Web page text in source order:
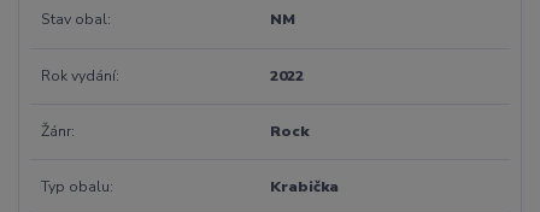
Stav obal NM
Rok vydání 2022
Žánr Rock
Typ obalu Krabička